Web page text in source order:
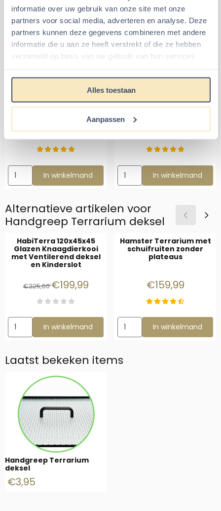
informatie over uw gebruik van onze site met onze
partners voor social media, adverteren en analyse. Deze
partners kunnen deze gegevens combineren met andere
informatie die u aan ze heeft verstrekt of die ze hebben
verzameld op basis van uw gebruik van hun services.
Alles toestaan
Aanpassen
Bevestigingsmateriaal: 2 kruiskop schroefjes
: Alle Knaagdieren Terraria van Queenies
met afneembaar deksel
Aanbevolen artikelen voor
Knaagdier Terrarium
Schuifruiten - Knock
Van 149,99 voor 129,99
€149,99€129,99
Aantal kiezen voor Knaagdier Terrarium 75x40x50 met
In winkelmand
Hamster Terrarium
Schuifruiten - Knock
Van 199,99 voor
€199,99€184,99
Aantal kiezen voor Hamster
In winkelmand
Alternatieve artikelen voor
Handgreep Terrarium deksel
HabiTerra 120x45x45
Glazen Knaagdierkooi
met Ventilerend deksel
en Kinderslot
Van 225,00 voor 199,99
€225,00€199,99
Aantal kiezen voor HabiTerra 120x45x45 Glazen
In winkelmand
Hamster Terrarium met
schuifruiten zonder
plateaus
Prijs: 159,99
€159,99
Aantal kiezen voor Hamster
In winkelmand
Laatst bekeken items
Handgreep Terrarium
deksel
€3,95